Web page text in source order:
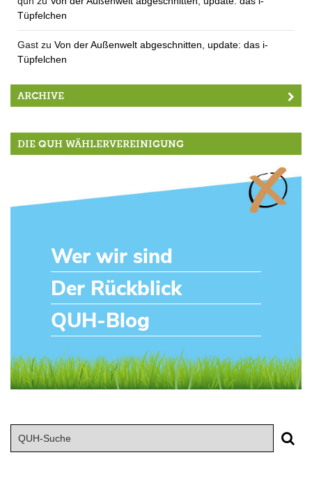
Tüpfelchen
Gast zu Von der Außenwelt abgeschnitten, update: das i-
Tüpfelchen
ARCHIVE
DIE QUH WÄHLERVEREINIGUNG
Wer wir sind
Der Rückblick
QUH-Blog